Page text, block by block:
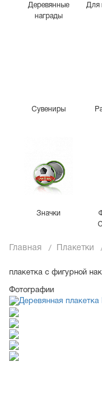
Деревянные
награды
Для
Сувениры
Значки
Главная Плакетки
плакетка c фигурной
Фотографии